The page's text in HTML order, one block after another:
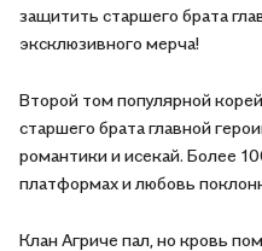
* Готовый мерч может
изображенных на картинках.
*На территории России
www.chitai-gorod.ru, в
https://www.bookvoed.ru/, в
https://book24.ru/ в период с
защитить старшего брата
эксклюзивного мерча!
Второй том популярной
старшего брата главной
романтики и исекай. Более
платформах и любовь
Клан Агриче пал, но кровь